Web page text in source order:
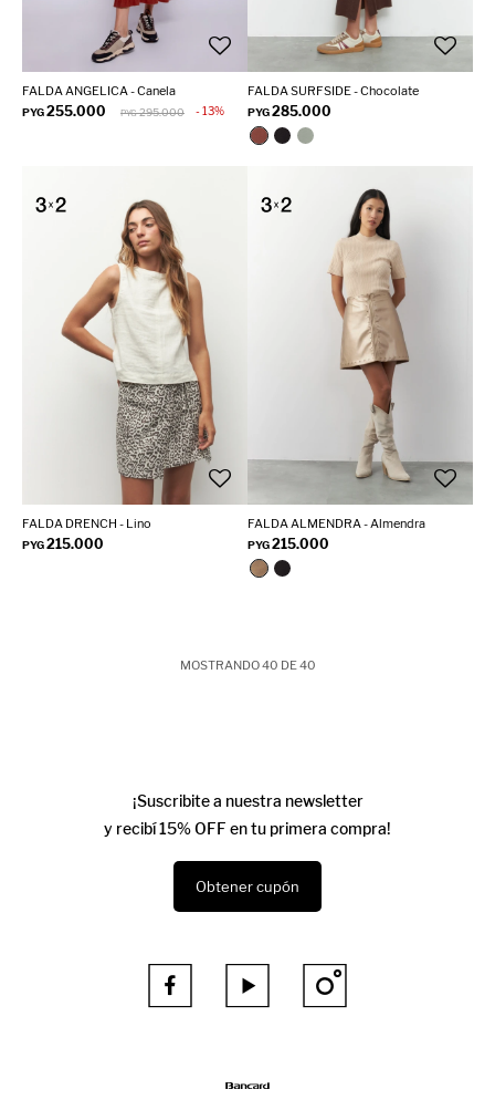
FALDA ANGELICA - Canela
PYG255.000 PYG 295.000 13
FALDA SURFSIDE - Chocolate
PYG285.000
FALDA DRENCH - Lino
PYG215.000
FALDA ALMENDRA - Almendra
PYG215.000
MOSTRANDO40 DE40
¡Suscribite a nuestra newsletter
y recibí 15% OFF en tu primera compra!
Obtener cupón
  